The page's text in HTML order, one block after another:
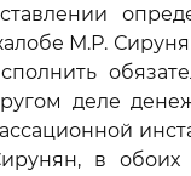
М.Р.
деле
в